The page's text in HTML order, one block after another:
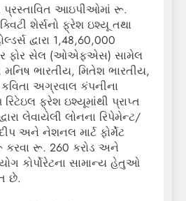
આઇપીઓમાં રૂ.
શેર્સનો ફ્રેશ ઇશ્યૂ તથા
દ્વારા 1,48,60,000
ફોર સેલ (ઓએફએસ) સામેલ
ભારતીય, મિતેશ ભારતીય,
અગ્રવાલ કંપનીના
રિટેઇલ ફ્રેશ ઇશ્યૂમાંથી પ્રાપ્ત
લેવાયેલી લોનના રિપેમેન્ટ/
અને નેશનલ માર્ટ ફોર્મેટ
કરવા રૂ. 260 કરોડ અને
કોર્પોરેટના સામાન્ય હેતુઓ
છે.